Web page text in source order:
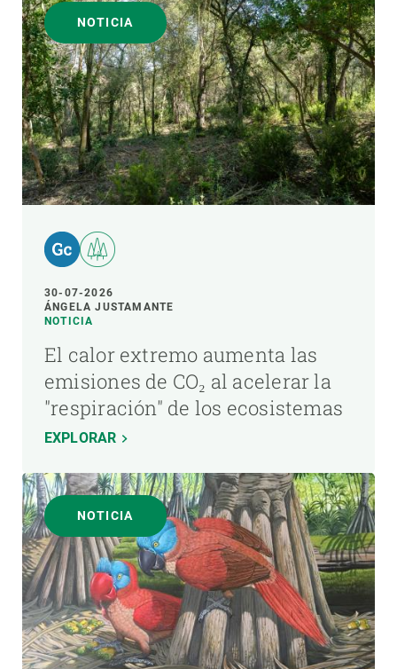
NOTICIA
30-07-2026
ÁNGELA JUSTAMANTE
NOTICIA
El calor extremo aumenta las
emisiones de CO₂ al acelerar la
"respiración" de los ecosistemas
EXPLORAR
NOTICIA